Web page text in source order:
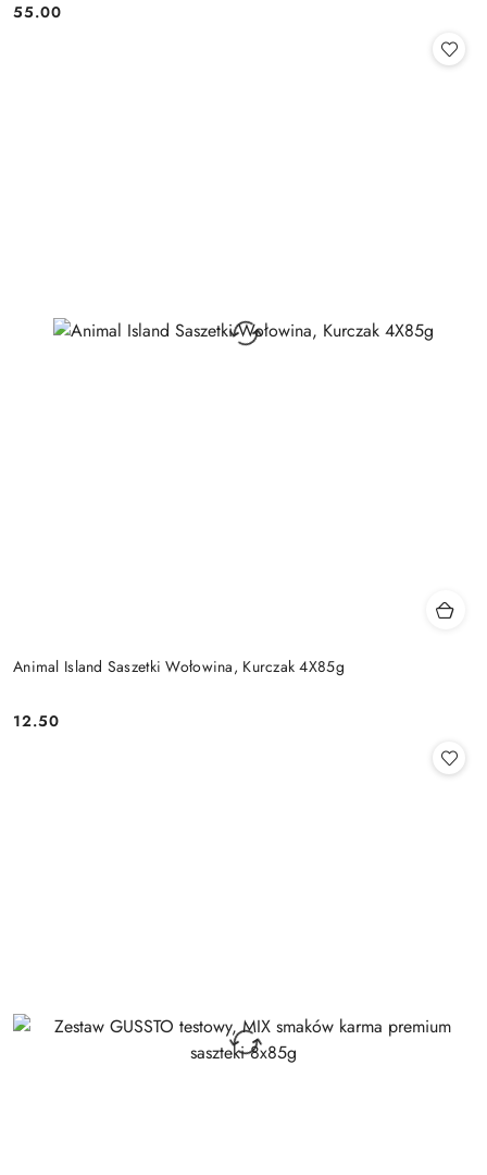
Cena:
55.00
Animal Island Saszetki Wołowina, Kurczak 4X85g
Cena:
12.50